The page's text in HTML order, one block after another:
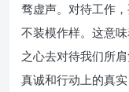
骛虚声。对待工作
不装模作样。这意
之心去对待我们所
真诚和行动上的真